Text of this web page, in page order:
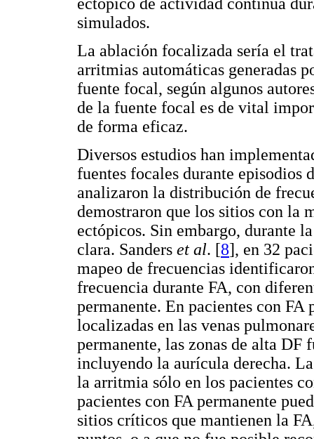
ectópico de actividad continua
simulados.
La ablación focalizada sería el
arritmias automáticas generadas
fuente focal, según algunos
de la fuente focal es de vital
de forma eficaz.
Diversos estudios han
fuentes focales durante episodios
analizaron la distribución de
demostraron que los sitios con la
ectópicos. Sin embargo, durante
clara. Sanders et al. [8], en 32
mapeo de frecuencias
frecuencia durante FA, con
permanente. En pacientes con
localizadas en las venas
permanente, las zonas de alta
incluyendo la aurícula derecha.
la arritmia sólo en los pacientes
pacientes con FA permanente
sitios críticos que mantienen la